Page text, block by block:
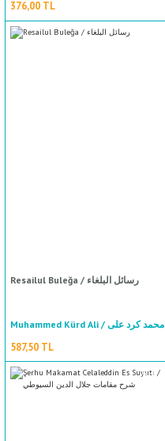
الغني
376,00 TL
Resailul Buleğa / رسائل البلغاء
Muhammed Kürd Ali / محمد كرد على
587,50 TL